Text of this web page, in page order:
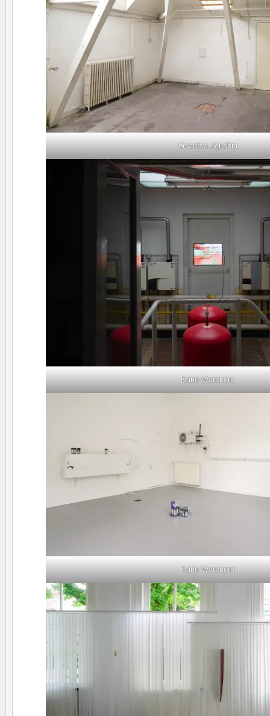
Gvantsa Jgushia
Katie Watchorn
Katie Watchorn